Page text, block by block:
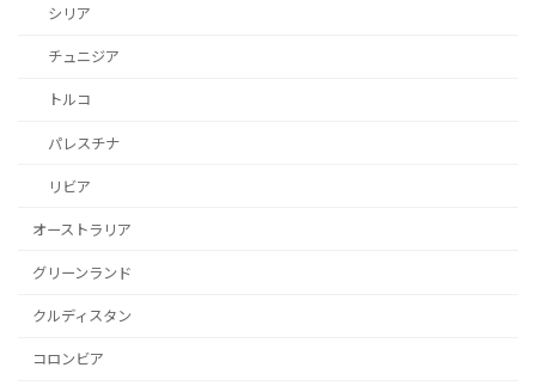
シリア
チュニジア
トルコ
パレスチナ
リビア
オーストラリア
グリーンランド
クルディスタン
コロンビア